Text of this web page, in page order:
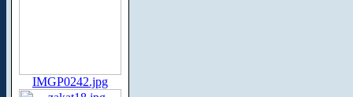
IMGP0242.jpg